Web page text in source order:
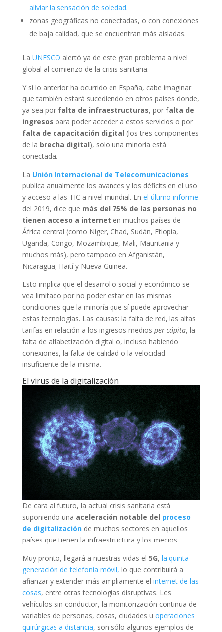
aliviar la sensación de soledad.
zonas geográficas no conectadas, o con conexiones
de baja calidad, que se encuentran más aisladas.
La UNESCO alertó ya de este gran problema a nivel
global al comienzo de la crisis sanitaria.
Y si lo anterior ha ocurrido en España, cabe imaginar
que también estará sucediendo en otros países donde,
ya sea por falta de infraestructuras, por falta de
ingresos para poder acceder a estos servicios o por
falta de capacitación digital (los tres componentes
de la brecha digital), solo una minoría está
conectada.
La Unión Internacional de Telecomunicaciones
publica anualmente los avances y los déficits en el uso
y acceso a las TIC a nivel mundial. En el último informe
del 2019, dice que más del 75% de las personas no
tienen acceso a internet en muchos países de
África central (como Níger, Chad, Sudán, Etiopía,
Uganda, Congo, Mozambique, Mali, Mauritania y
muchos más), pero tampoco en Afganistán,
Nicaragua, Haití y Nueva Guinea.
Esto implica que el desarrollo social y económico se
vea limitado por no poder estar en las mismas
condiciones que la minoría que sí puede aprovechar
estas tecnologías. Las causas: la falta de red, las altas
tarifas en relación a los ingresos medios per cápita, la
falta de alfabetización digital o, incluso habiendo
conexiones, la falta de calidad o la velocidad
insuficiente de la misma.
El virus de la digitalización
De cara al futuro, la actual crisis sanitaria está
suponiendo una aceleración notable del proceso
de digitalizaciónde muchos sectores en aquellos
países que tienen la infraestructura y los medios.
Muy pronto, llegará a nuestras vidas el 5G, la quinta
generación de telefonía móvil, lo que contribuirá a
afianzar y extender más ampliamente el internet de las
cosas, entre otras tecnologías disruptivas. Los
vehículos sin conductor, la monitorización continua de
variables de personas, cosas, ciudades u operaciones
quirúrgicas a distancia, son sólo algunos ejemplos de